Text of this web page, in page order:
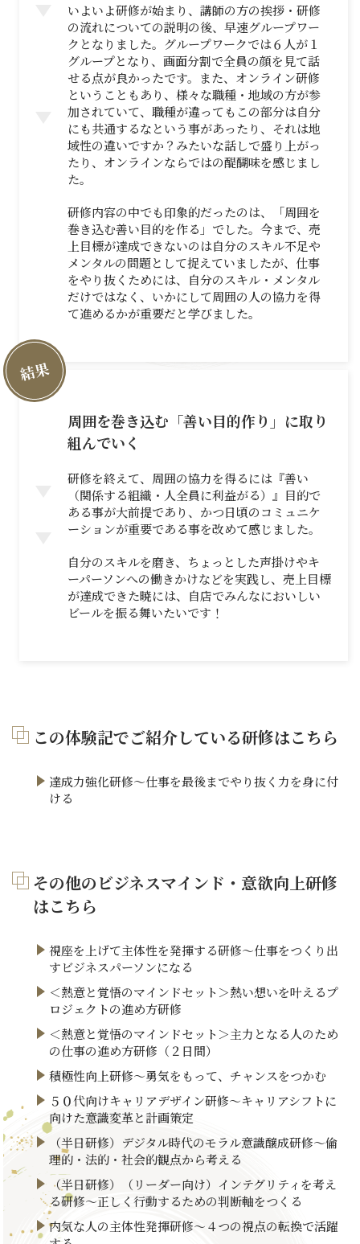
いよいよ研修が始まり、講師の方の挨拶・研修
の流れについての説明の後、早速グループワー
クとなりました。グループワークでは６人が１
グループとなり、画面分割で全員の顔を見て話
せる点が良かったです。また、オンライン研修
ということもあり、様々な職種・地域の方が参
加されていて、職種が違ってもこの部分は自分
にも共通するなという事があったり、それは地
域性の違いですか？みたいな話しで盛り上がっ
たり、オンラインならではの醍醐味を感じまし
た。
研修内容の中でも印象的だったのは、「周囲を
巻き込む善い目的を作る」でした。今まで、売
上目標が達成できないのは自分のスキル不足や
メンタルの問題として捉えていましたが、仕事
をやり抜くためには、自分のスキル・メンタル
だけではなく、いかにして周囲の人の協力を得
て進めるかが重要だと学びました。
結果
周囲を巻き込む「善い目的作り」に取り
組んでいく
研修を終えて、周囲の協力を得るには『善い
（関係する組織・人全員に利益がる）』目的で
ある事が大前提であり、かつ日頃のコミュニケ
ーションが重要である事を改めて感じました。
自分のスキルを磨き、ちょっとした声掛けやキ
ーパーソンへの働きかけなどを実践し、売上目標
が達成できた暁には、自店でみんなにおいしい
ビールを振る舞いたいです！
この体験記でご紹介している研修はこちら
達成力強化研修～仕事を最後までやり抜く力を身に付
ける
その他のビジネスマインド・意欲向上研修
はこちら
視座を上げて主体性を発揮する研修～仕事をつくり出
すビジネスパーソンになる
＜熱意と覚悟のマインドセット＞熱い想いを叶えるプ
ロジェクトの進め方研修
＜熱意と覚悟のマインドセット＞主力となる人のため
の仕事の進め方研修（２日間）
積極性向上研修～勇気をもって、チャンスをつかむ
５０代向けキャリアデザイン研修～キャリアシフトに
向けた意識変革と計画策定
（半日研修）デジタル時代のモラル意識醸成研修～倫
理的・法的・社会的観点から考える
（半日研修）（リーダー向け）インテグリティを考え
る研修～正しく行動するための判断軸をつくる
内気な人の主体性発揮研修～４つの視点の転換で活躍